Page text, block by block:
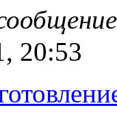
20:53